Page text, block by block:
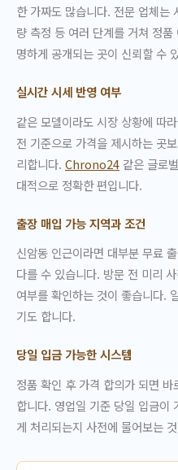
한 가짜도 많습니다. 전문 업체는
량 측정 등 여러 단계를 거쳐 정
명하게 공개되는 곳이 신뢰할 수
실시간 시세 반영 여부
같은 모델이라도 시장 상황에 따라
전 기준으로 가격을 제시하는 곳
리합니다. Chrono24 같은 글로
대적으로 정확한 편입니다.
출장 매입 가능 지역과 조건
신암동 인근이라면 대부분 무료
다를 수 있습니다. 방문 전 미리
여부를 확인하는 것이 좋습니다.
기도 합니다.
당일 입금 가능한 시스템
정품 확인 후 가격 합의가 되면
합니다. 영업일 기준 당일 입금이
게 처리되는지 사전에 물어보는